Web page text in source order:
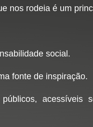
nos rodeia é um
social.
fonte de inspiração.
acessíveis